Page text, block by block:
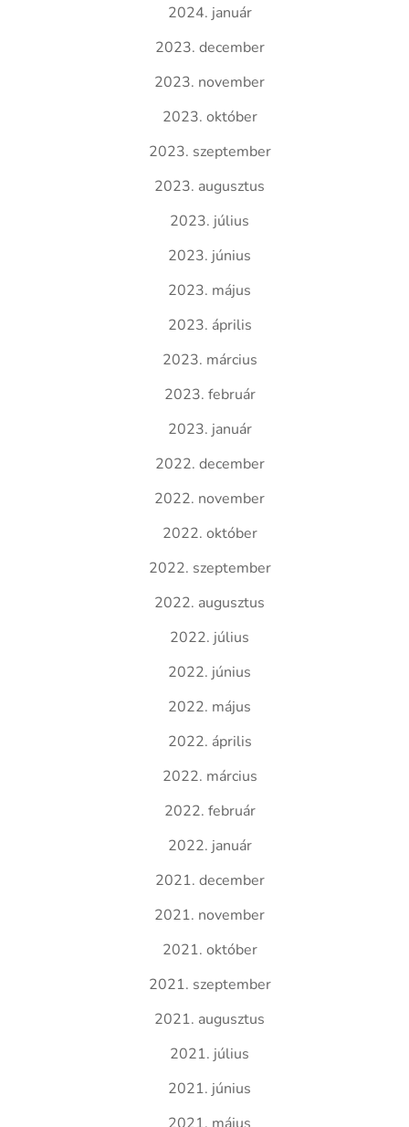
2024. január
2023. december
2023. november
2023. október
2023. szeptember
2023. augusztus
2023. július
2023. június
2023. május
2023. április
2023. március
2023. február
2023. január
2022. december
2022. november
2022. október
2022. szeptember
2022. augusztus
2022. július
2022. június
2022. május
2022. április
2022. március
2022. február
2022. január
2021. december
2021. november
2021. október
2021. szeptember
2021. augusztus
2021. július
2021. június